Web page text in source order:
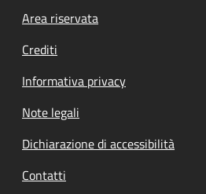
Footer menu
Area riservata
Crediti
Informativa privacy
Note legali
Dichiarazione di accessibilità
Contatti